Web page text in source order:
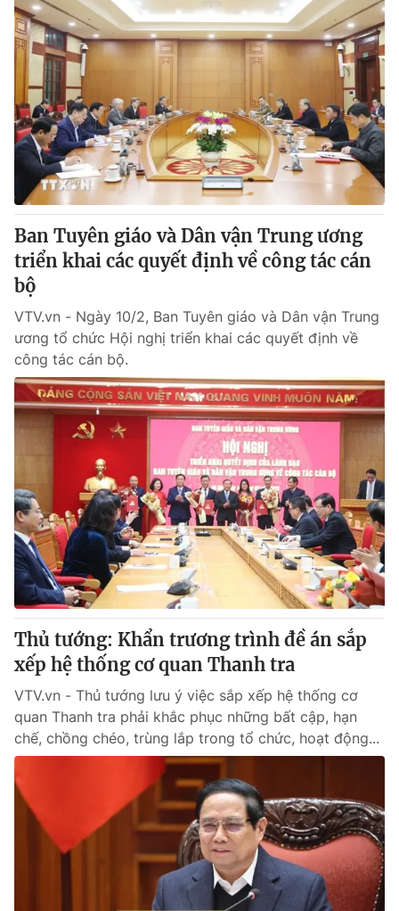
VTV Money VTV Thể thao
VTV Sức khoẻ Bất động sản
Thị trường 24h Tấm lòng Việt
VTV4 Vươn mình bằng AI
VTV9 VTV8
Liên hệ tòa soạn English
THỜI BÁO VTV
Theo dõi báo trên
Cơ quan chủ quản:Đài Truyền hình Việt Nam
Cơ quan báo chí:Thời báo VTV
Giấy phép hoạt động báo in và báo điện tử số 483/GP-BTTTT
cấp ngày 29/12/2023
Tổng Biên tập:Vũ Thanh Thủy
Nguyễn Thị Mỹ Hạnh, Phạm Quốc Thắng,
Nguyễn Trọng Ninh
Tổng đài VTV:024.38 355 931 - 024.38 355 932
Ðiện thoại Thời báo VTV:024.66 897 897
Email: toasoan@vtv.vn
Liên hệ quảng cáo: 024-7300.7108
Ban Tuyên giáo và Dân vận Trung ương
triển khai các quyết định về công tác cán
bộ
VTV.vn - Ngày 10/2, Ban Tuyên giáo và Dân vận Trung
ương tổ chức Hội nghị triển khai các quyết định về
công tác cán bộ.
Thủ tướng: Khẩn trương trình đề án sắp
xếp hệ thống cơ quan Thanh tra
VTV.vn - Thủ tướng lưu ý việc sắp xếp hệ thống cơ
quan Thanh tra phải khắc phục những bất cập, hạn
chế, chồng chéo, trùng lắp trong tổ chức, hoạt động...